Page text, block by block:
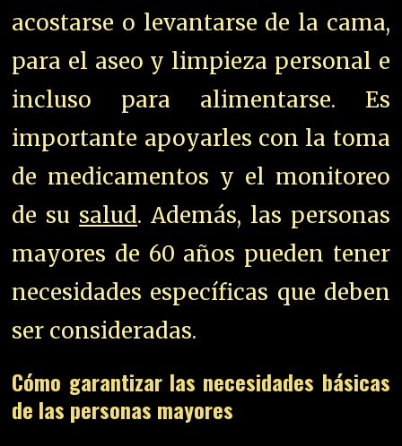
acostarse o levantarse de la cama,
para el aseo y limpieza personal e
incluso para alimentarse. Es
importante apoyarles con la toma
de medicamentos y el monitoreo
de su salud. Además, las personas
mayores de 60 años pueden tener
necesidades específicas que deben
ser consideradas.
Cómo garantizar las necesidades básicas
de las personas mayores